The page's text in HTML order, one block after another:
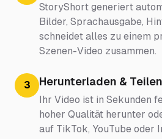
StoryShort generiert
Bilder, Sprachausgabe,
schneidet alles zu einem
Szenen-Video zusammen.
3 Herunterladen & Teilen
Ihr Video ist in Sekunden
hoher Qualität herunter
auf TikTok, YouTube oder